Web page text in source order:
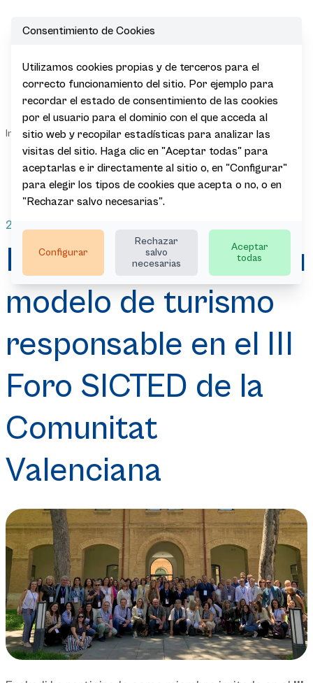
Inicio |
Prensa
| Actualidad | Noticias |
Euskadi
comparte su
modelo de
turismo
responsable
en el III Foro
SICTED de la
Comunitat
Valenciana
25.05.2026
Euskadi comparte su
modelo de turismo
responsable en el III
Foro SICTED de la
Comunitat
Valenciana
Consentimiento de Cookies
Utilizamos cookies propias y de terceros para el
correcto funcionamiento del sitio. Por ejemplo para
recordar el estado de consentimiento de las cookies
por el usuario para el dominio con el que acceda al
sitio web y recopilar estadísticas para analizar las
visitas del sitio. Haga clic en "Aceptar todas" para
aceptarlas e ir directamente al sitio o, en "Configurar"
para elegir los tipos de cookies que acepta o no, o en
"Rechazar salvo necesarias".
Configurar
Rechazar
salvo
necesarias
Aceptar
todas